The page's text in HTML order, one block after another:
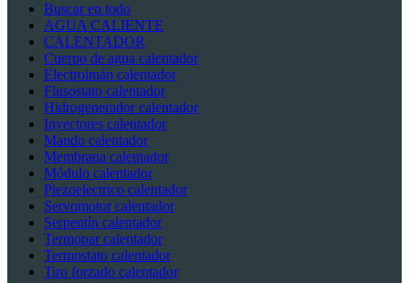
Buscar en todo
AGUA CALIENTE
CALENTADOR
Cuerpo de agua calentador
Electroimán calentador
Flusostato calentador
Hidrogenerador calentador
Inyectores calentador
Mando calentador
Membrana calentador
Módulo calentador
Piezoelectrico calentador
Servomotor calentador
Serpentín calentador
Termopar calentador
Termostato calentador
Tiro forzado calentador